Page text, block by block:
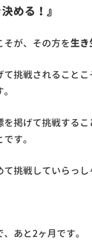
める！』
そが、その方を生き
て挑戦されること
を掲げて挑戦する
す。
て挑戦していらっ
あと2ヶ月です。